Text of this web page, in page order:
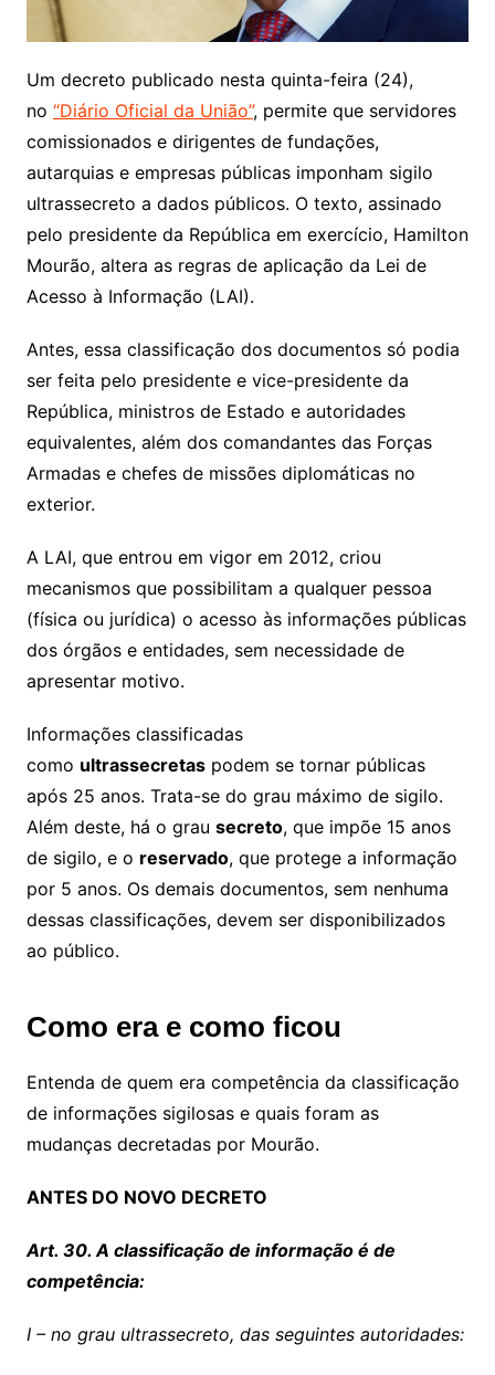
Um decreto publicado nesta quinta-feira (24),
no “Diário Oficial da União”, permite que servidores
comissionados e dirigentes de fundações,
autarquias e empresas públicas imponham sigilo
ultrassecreto a dados públicos. O texto, assinado
pelo presidente da República em exercício, Hamilton
Mourão, altera as regras de aplicação da Lei de
Acesso à Informação (LAI).
Antes, essa classificação dos documentos só podia
ser feita pelo presidente e vice-presidente da
República, ministros de Estado e autoridades
equivalentes, além dos comandantes das Forças
Armadas e chefes de missões diplomáticas no
exterior.
A LAI, que entrou em vigor em 2012, criou
mecanismos que possibilitam a qualquer pessoa
(física ou jurídica) o acesso às informações públicas
dos órgãos e entidades, sem necessidade de
apresentar motivo.
Informações classificadas
como ultrassecretaspodem se tornar públicas
após 25 anos. Trata-se do grau máximo de sigilo.
Além deste, há o grau secreto, que impõe 15 anos
de sigilo, e o reservado, que protege a informação
por 5 anos. Os demais documentos, sem nenhuma
dessas classificações, devem ser disponibilizados
ao público.
Como era e como ficou
Entenda de quem era competência da classificação
de informações sigilosas e quais foram as
mudanças decretadas por Mourão.
ANTES DO NOVO DECRETO
Art. 30. A classificação de informação é de
competência:
I – no grau ultrassecreto, das seguintes autoridades: